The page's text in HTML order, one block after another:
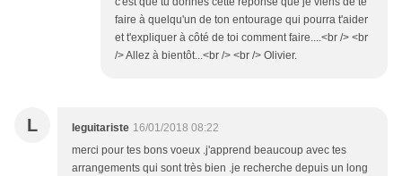
faire à quelqu'un de ton entourage qui pourra t'aider
et t'expliquer à côté de toi comment faire....<br /> <br
/> Allez à bientôt...<br /> <br /> Olivier.
L leguitariste 16/01/2018 08:22
merci pour tes bons voeux .j'apprend beaucoup avec tes
arrangements qui sont très bien .je recherche depuis un long